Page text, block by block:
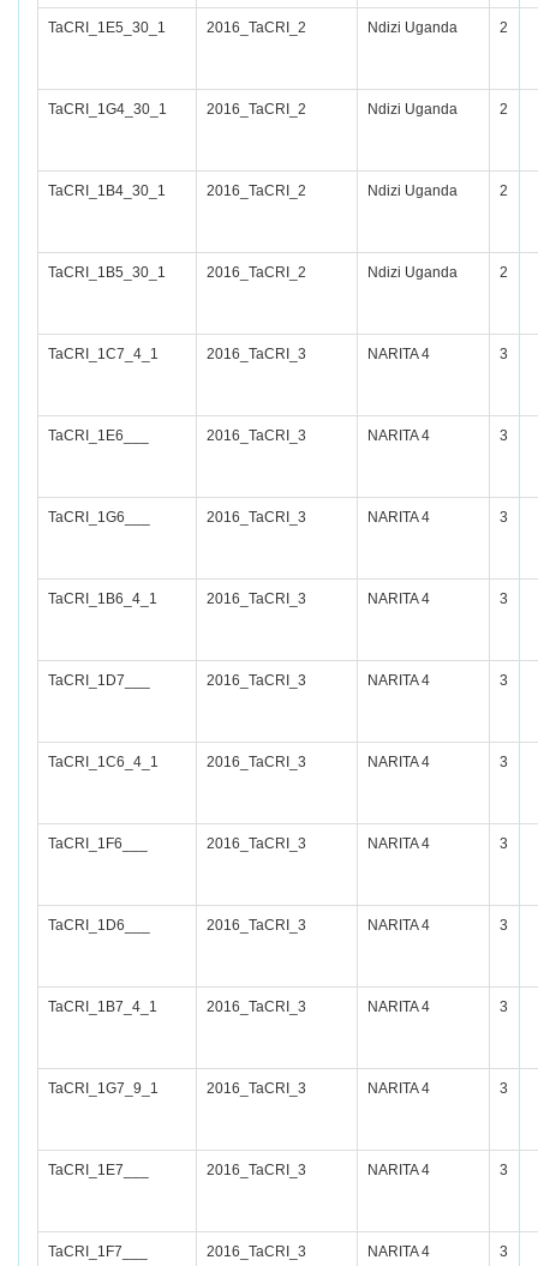
TaCRI_1E5_30_1 2016_TaCRI_2 Ndizi Uganda 2
TaCRI_1G4_30_1 2016_TaCRI_2 Ndizi Uganda 2
TaCRI_1B4_30_1 2016_TaCRI_2 Ndizi Uganda 2
TaCRI_1B5_30_1 2016_TaCRI_2 Ndizi Uganda 2
TaCRI_1C7_4_1 2016_TaCRI_3 NARITA 4 3
TaCRI_1E6___ 2016_TaCRI_3 NARITA 4 3
TaCRI_1G6___ 2016_TaCRI_3 NARITA 4 3
TaCRI_1B6_4_1 2016_TaCRI_3 NARITA 4 3
TaCRI_1D7___ 2016_TaCRI_3 NARITA 4 3
TaCRI_1C6_4_1 2016_TaCRI_3 NARITA 4 3
TaCRI_1F6___ 2016_TaCRI_3 NARITA 4 3
TaCRI_1D6___ 2016_TaCRI_3 NARITA 4 3
TaCRI_1B7_4_1 2016_TaCRI_3 NARITA 4 3
TaCRI_1G7_9_1 2016_TaCRI_3 NARITA 4 3
TaCRI_1E7___ 2016_TaCRI_3 NARITA 4 3
TaCRI_1F7___ 2016_TaCRI_3 NARITA 4 3